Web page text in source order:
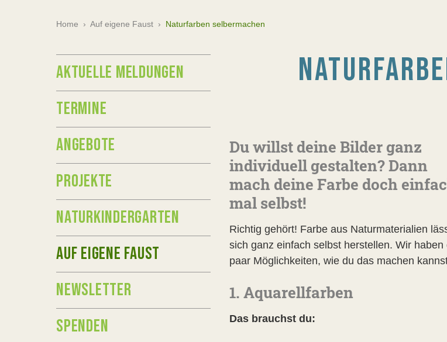
Home › Auf eigene Faust › Naturfarben selbermachen
Du willst deine Bilder ganz
individuell gestalten? Dann
mach deine Farbe doch
mal selbst!
Richtig gehört! Farbe aus Naturmaterialien
sich ganz einfach selbst herstellen. Wir haben
paar Möglichkeiten, wie du das machen
1. Aquarellfarben
Das brauchst du:
AKTUELLE MELDUNGEN
TERMINE
ANGEBOTE
PROJEKTE
NATURKINDERGARTEN
AUF EIGENE FAUST
NEWSLETTER
SPENDEN